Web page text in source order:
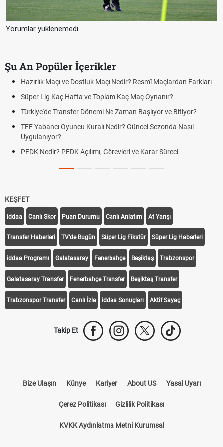
Yorumlar yüklenemedi.
Şu An Popüler İçerikler
Hazırlık Maçı ve Dostluk Maçı Nedir? Resmî Maçlardan Farkları
Süper Lig Kaç Hafta ve Toplam Kaç Maç Oynanır?
Türkiye'de Transfer Dönemi Ne Zaman Başlıyor ve Bitiyor?
TFF Yabancı Oyuncu Kuralı Nedir? Güncel Sezonda Nasıl
Uygulanıyor?
PFDK Nedir? PFDK Açılımı, Görevleri ve Karar Süreci
KEŞFET
iddaa Canlı Skor Puan Durumu Canlı Anlatım At Yarışı
Transfer Haberleri TV'de Bugün Süper Lig Fikstür Süper Lig Haberleri
iddaa Programı Galatasaray Fenerbahçe Beşiktaş Trabzonspor
Galatasaray Transfer Fenerbahçe Transfer Beşiktaş Transfer
Trabzonspor Transfer Canlı İzle iddaa Sonuçları Aktif Sayaç
Takip Et
Bize Ulaşın Künye Kariyer About US Yasal Uyarı
Çerez Politikası Gizlilik Politikası
KVKK Aydınlatma Metni Kurumsal